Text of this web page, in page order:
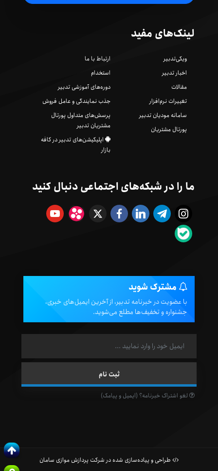
لینک‌های مفید
ویکی‌تدبیر
اخبار تدبیر
مقالات
تغییرات نرم‌افزار
سامانه مودیان تدبیر
پورتال مشتریان
ارتباط با ما
استخدام
دوره‌های آموزشی تدبیر
جذب نمایندگی و عامل فروش
پرسش‌های متداول پورتال
مشتریان تدبیر
اپلیکیشن‌های تدبیر در کافه
بازار
ما را در شبکه‌های اجتماعی دنبال کنید
مشترک شوید
با عضویت در خبرنامه تدبیر، از آخرین ایمیل‌های خبری،
جشنواره و تخفیف‌ها مطلع می‌شوید.
لغو اشتراک خبرنامه؟ (ایمیل و پیامک)
طراحی و پیاده‌سازی شده در شرکت پردازش موازی سامان